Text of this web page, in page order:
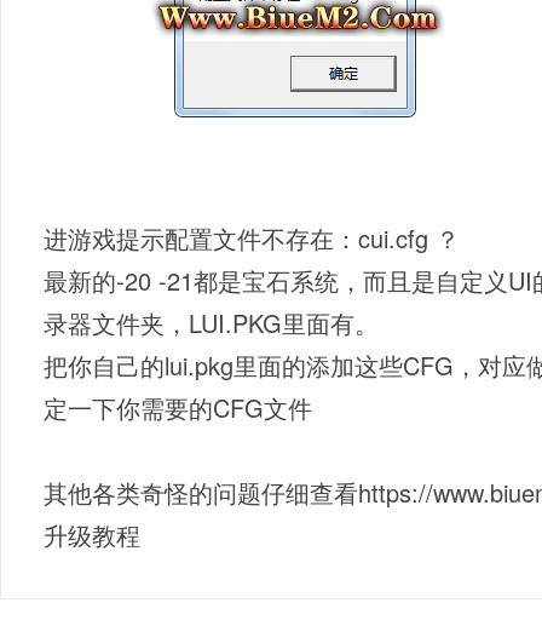
进游戏提示配置文件不存在：cui.cfg ？
最新的-20 -21都是宝石系统，而且是自定义
录器文件夹，LUI.PKG里面有。
把你自己的lui.pkg里面的添加这些CFG，对
定一下你需要的CFG文件
其他各类奇怪的问题仔细查看https://
升级教程